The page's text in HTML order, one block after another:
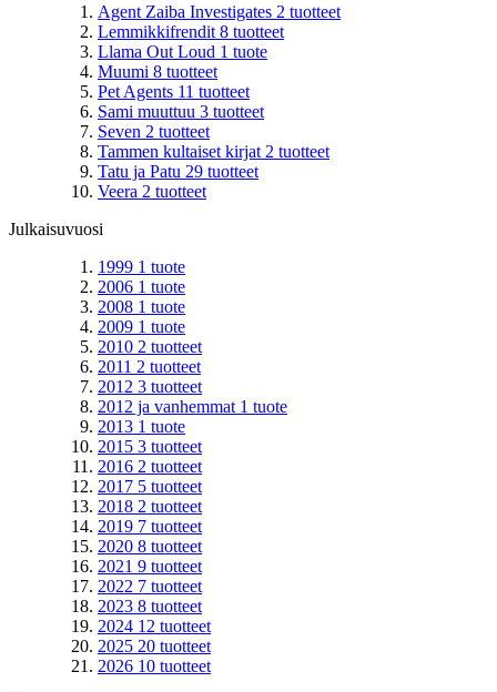
Agent Zaiba Investigates 2 tuotteet
Lemmikkifrendit 8 tuotteet
Llama Out Loud 1 tuote
Muumi 8 tuotteet
Pet Agents 11 tuotteet
Sami muuttuu 3 tuotteet
Seven 2 tuotteet
Tammen kultaiset kirjat 2 tuotteet
Tatu ja Patu 29 tuotteet
Veera 2 tuotteet
Julkaisuvuosi
1999 1 tuote
2006 1 tuote
2008 1 tuote
2009 1 tuote
2010 2 tuotteet
2011 2 tuotteet
2012 3 tuotteet
2012 ja vanhemmat 1 tuote
2013 1 tuote
2015 3 tuotteet
2016 2 tuotteet
2017 5 tuotteet
2018 2 tuotteet
2019 7 tuotteet
2020 8 tuotteet
2021 9 tuotteet
2022 7 tuotteet
2023 8 tuotteet
2024 12 tuotteet
2025 20 tuotteet
2026 10 tuotteet